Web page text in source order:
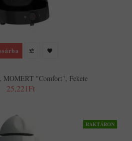
MOMERT "Comfort", Fekete
25,221Ft
RAKTÁRON